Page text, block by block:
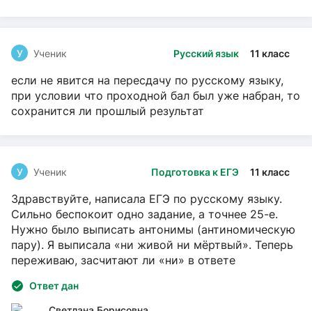
Русский язык 11 класс
У Ученик
если не явится на пересдачу по русскому языку,
при условии что проходной бал был уже набран, то
сохранится ли прошлый результат
Подготовка к ЕГЭ 11 класс
У Ученик
Здравствуйте, написала ЕГЭ по русскому языку.
Сильно беспокоит одно задание, а точнее 25-е.
Нужно было выписать антонимы (антиномическую
пару). Я выписала «ни живой ни мёртвый». Теперь
переживаю, засчитают ли «ни» в ответе
Ответ дан